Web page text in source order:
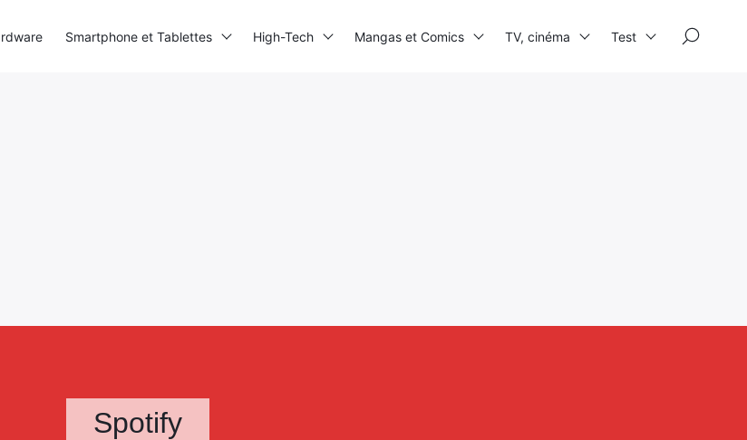
Spotify
Smartphone et Tablettes High-Tech Mangas et Comics TV, cinéma Test